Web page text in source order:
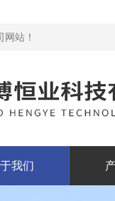
站！
我们